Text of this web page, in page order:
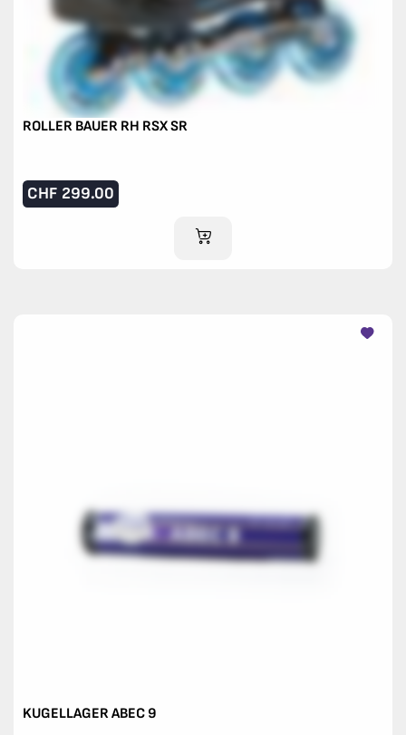
ROLLER BAUER RH RSX SR
CHF 299.00
IM WARENKORB
KUGELLAGER ABEC 9